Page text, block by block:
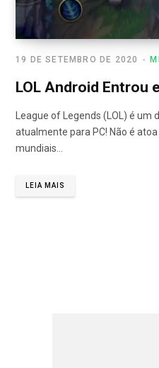
19 DE SETEMBRO DE 2020
LOL Android Entrou
League of Legends (LOL) é um
atualmente para PC! Não é
mundiais…
LEIA MAIS